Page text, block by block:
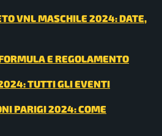
VNL MASCHILE 2024: DATE,
E REGOLAMENTO
TUTTI GLI EVENTI
PARIGI 2024: COME